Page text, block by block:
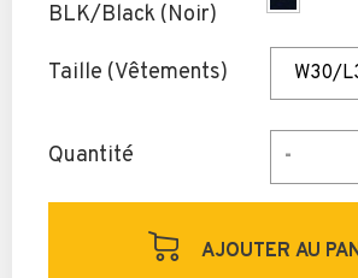
BLK/Black (Noir)
Taille (Vêtements)
Quantité
AJOUTER AU